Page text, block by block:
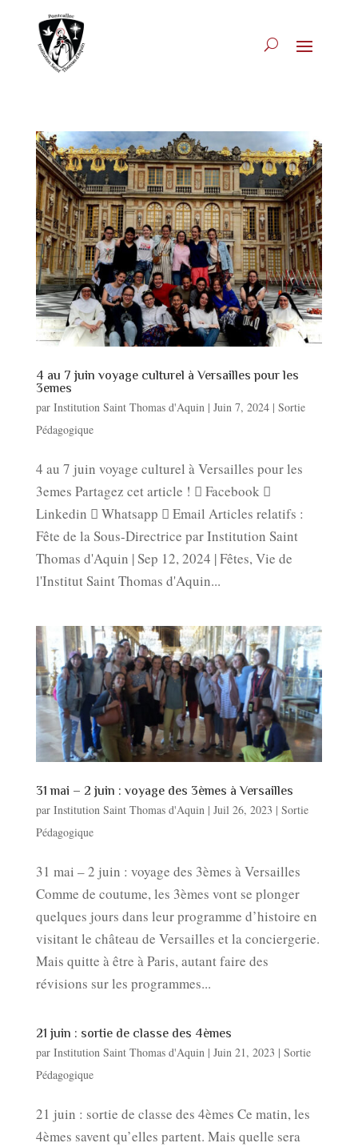
4 au 7 juin voyage culturel à Versailles pour les
3emes
par Institution Saint Thomas d'Aquin | Juin 7, 2024| Sortie
Pédagogique
4 au 7 juin voyage culturel à Versailles pour les
3emes Partagez cet article !  Facebook 
Linkedin  Whatsapp  Email Articles relatifs :
Fête de la Sous-Directrice par Institution Saint
Thomas d'Aquin | Sep 12, 2024 | Fêtes, Vie de
l'Institut Saint Thomas d'Aquin...
31 mai – 2 juin : voyage des 3èmes à Versailles
par Institution Saint Thomas d'Aquin| Juil 26, 2023 | Sortie
Pédagogique
31 mai – 2 juin : voyage des 3èmes à Versailles
Comme de coutume, les 3èmes vont se plonger
quelques jours dans leur programme d’histoire en
visitant le château de Versailles et la conciergerie.
Mais quitte à être à Paris, autant faire des
révisions sur les programmes...
21 juin : sortie de classe des 4èmes
par Institution Saint Thomas d'Aquin| Juin 21, 2023 | Sortie
Pédagogique
21 juin : sortie de classe des 4èmes Ce matin, les
4èmes savent qu’elles partent. Mais quelle sera